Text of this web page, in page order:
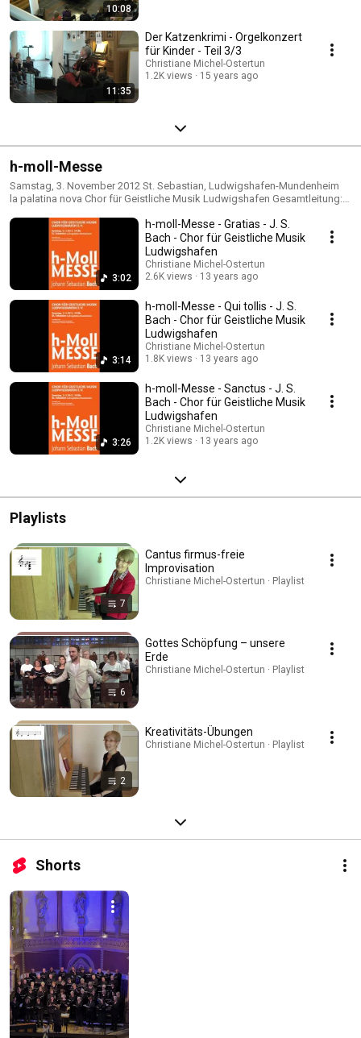
10:08
11:35
Der Katzenkrimi - Orgelkonzert
für Kinder - Teil 3/3
Christiane Michel-Ostertun
1.2K views
15 years ago
h-moll-Messe
Samstag, 3. November 2012 St. Sebastian, Ludwigshafen-Mundenheim
la palatina nova Chor für Geistliche Musik Ludwigshafen Gesamtleitung:
ostertun.de/
3:02
h-moll-Messe - Gratias - J. S.
Bach - Chor für Geistliche Musik
Ludwigshafen
Christiane Michel-Ostertun
2.6K views
13 years ago
3:14
h-moll-Messe - Qui tollis - J. S.
Bach - Chor für Geistliche Musik
Ludwigshafen
Christiane Michel-Ostertun
1.8K views
13 years ago
3:26
h-moll-Messe - Sanctus - J. S.
Bach - Chor für Geistliche Musik
Ludwigshafen
Christiane Michel-Ostertun
1.2K views
13 years ago
Playlists
7
Cantus firmus-freie
Improvisation
Christiane Michel-Ostertun · Playlist
6
Gottes Schöpfung – unsere
Erde
Christiane Michel-Ostertun · Playlist
2
Kreativitäts-Übungen
Christiane Michel-Ostertun · Playlist
Shorts